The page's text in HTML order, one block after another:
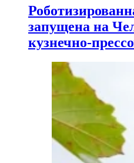
запущена на
кузнечно-